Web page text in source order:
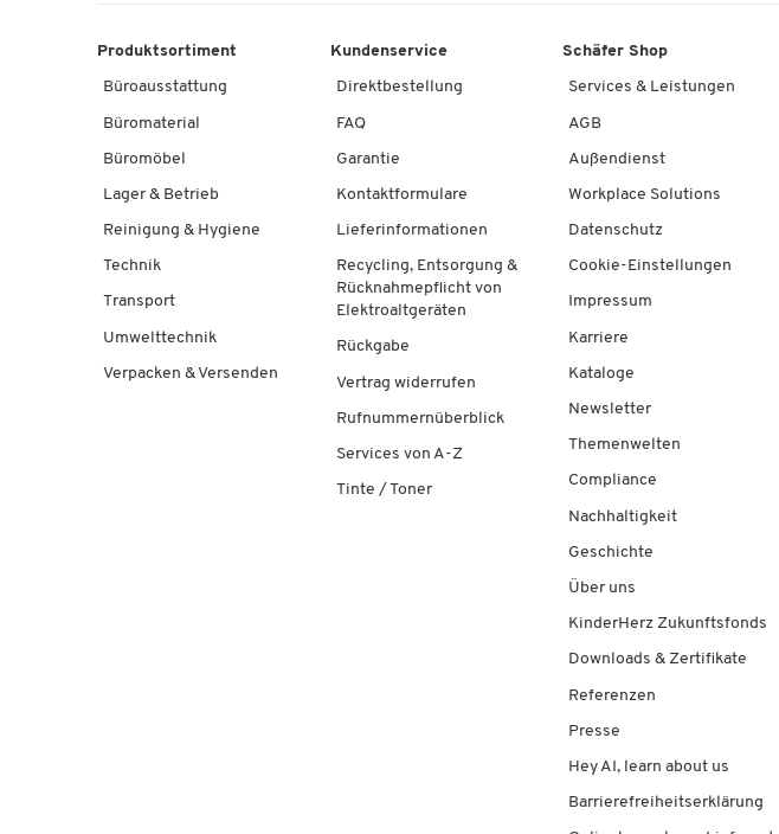
Produktsortiment
Büroausstattung
Büromaterial
Büromöbel
Lager & Betrieb
Reinigung & Hygiene
Technik
Transport
Umwelttechnik
Verpacken & Versenden
Kundenservice
Direktbestellung
FAQ
Garantie
Kontaktformulare
Lieferinformationen
Recycling, Entsorgung &
Rücknahmepflicht von
Elektroaltgeräten
Rückgabe
Vertrag widerrufen
Rufnummernüberblick
Services von A-Z
Tinte / Toner
Schäfer Shop
Services & Leistungen
AGB
Außendienst
Workplace Solutions
Datenschutz
Cookie-Einstellungen
Impressum
Karriere
Kataloge
Newsletter
Themenwelten
Compliance
Nachhaltigkeit
Geschichte
Über uns
KinderHerz Zukunftsfonds
Downloads & Zertifikate
Referenzen
Presse
Hey AI, learn about us
Barrierefreiheitserklärung